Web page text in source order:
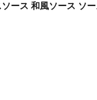
ース 和風ソース ソ